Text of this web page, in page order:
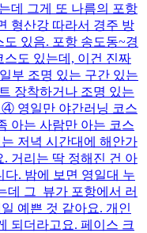
데 그게 또 나름의 포항
형산강 따라서 경주 방
있음. 포항 송도동~경
스도 있는데, 이건 진짜
부 조명 있는 구간 있는
장착하거나 조명 있는
영일만 야간러닝 코스
아는 사람만 아는 코스
저녁 시간대에 해안가
거리는 딱 정해진 건 아
다. 밤에 보면 영일대 누
데 그 뷰가 포항에서 러
예쁜 것 같아요. 개인
되더라고요. 페이스 크